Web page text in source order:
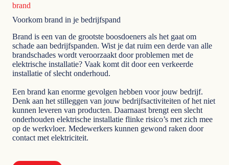
brand
Voorkom brand in je bedrijfspand
Brand is een van de grootste boosdoeners als het gaat om
schade aan bedrijfspanden. Wist je dat ruim een derde van alle
brandschades wordt veroorzaakt door problemen met de
elektrische installatie? Vaak komt dit door een verkeerde
installatie of slecht onderhoud.
Een brand kan enorme gevolgen hebben voor jouw bedrijf.
Denk aan het stilleggen van jouw bedrijfsactiviteiten of het niet
kunnen leveren van producten. Daarnaast brengt een slecht
onderhouden elektrische installatie flinke risico’s met zich mee
op de werkvloer. Medewerkers kunnen gewond raken door
contact met elektriciteit.